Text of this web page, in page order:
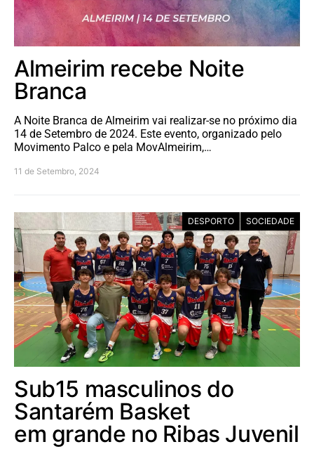
Almeirim recebe Noite
Branca
A Noite Branca de Almeirim vai realizar-se no próximo dia
14 de Setembro de 2024. Este evento, organizado pelo
Movimento Palco e pela MovAlmeirim,…
11 de Setembro, 2024
DESPORTO SOCIEDADE
Sub15 masculinos do
Santarém Basket
em grande no Ribas Juvenil